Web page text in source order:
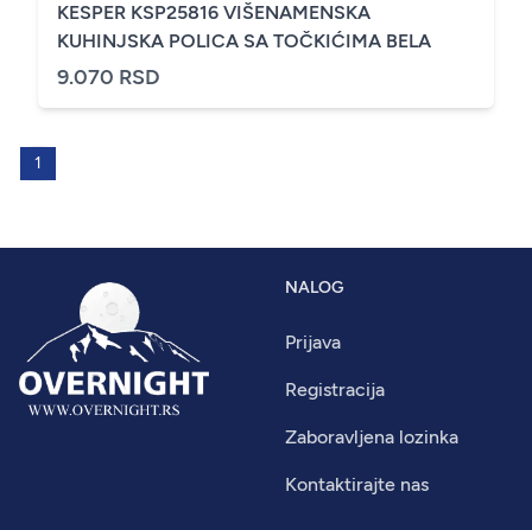
KESPER KSP25816 VIŠENAMENSKA
KUHINJSKA POLICA SA TOČKIĆIMA BELA
9.070 RSD
1
NALOG
Prijava
Registracija
Zaboravljena lozinka
Kontaktirajte nas